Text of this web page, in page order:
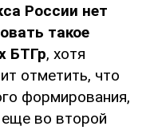
России нет
такое
БТГр, хотя
отметить, что
формирования,
еще во второй